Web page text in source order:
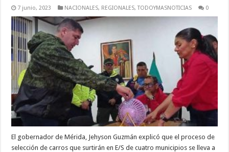
7 junio, 2023 NACIONALES, REGIONALES,TODOYMASNOTICIAS 0
El gobernador de Mérida, Jehyson Guzmán explicó que el proceso de
selección de carros que surtirán en E/S de cuatro municipios se lleva a